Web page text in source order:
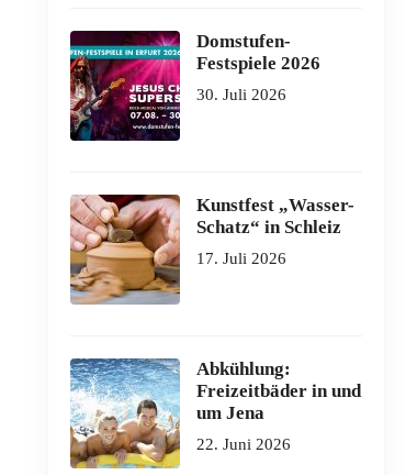
Domstufen-
Festspiele 2026
30. Juli 2026
Kunstfest „Wasser-
Schatz“ in Schleiz
17. Juli 2026
Abkühlung:
Freizeitbäder in und
um Jena
22. Juni 2026